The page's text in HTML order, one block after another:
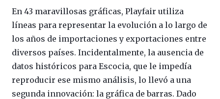
En 43 maravillosas gráficas, Playfair utiliza
líneas para representar la evolución a lo largo de
los años de importaciones y exportaciones entre
diversos países. Incidentalmente, la ausencia de
datos históricos para Escocia, que le impedía
reproducir ese mismo análisis, lo llevó a una
segunda innovación: la gráfica de barras. Dado